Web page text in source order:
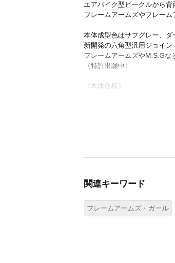
エアバイク型ビークルから
フレームアームズやフレー
本体成型色はサフグレー、ダ
新開発の六角型汎用ジョイ
フレームアームズやM.S.Gな
〈特許出願中〉
《本体仕様》
関連キーワード
フレームアームズ・ガール